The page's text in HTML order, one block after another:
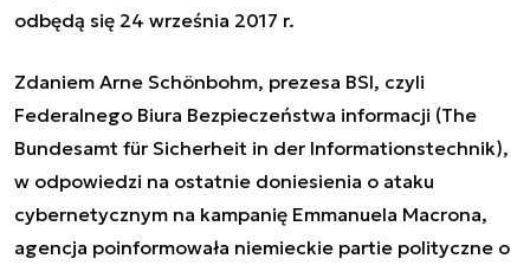
odbędą się 24 września 2017 r.
Zdaniem Arne Schönbohm, prezesa BSI, czyli
Federalnego Biura Bezpieczeństwa informacji (The
Bundesamt für Sicherheit in der Informationstechnik),
w odpowiedzi na ostatnie doniesienia o ataku
cybernetycznym na kampanię Emmanuela Macrona,
agencja poinformowała niemieckie partie polityczne o